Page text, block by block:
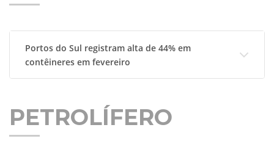
Portos do Sul registram alta de 44% em
contêineres em fevereiro
PETROLÍFERO